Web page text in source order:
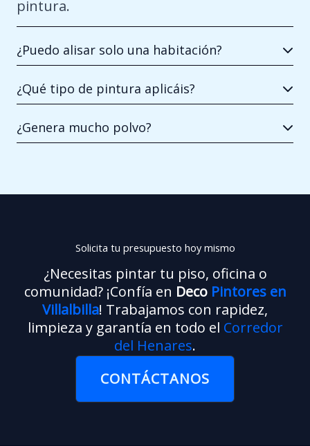
pintura.
¿Puedo alisar solo una habitación?
¿Qué tipo de pintura aplicáis?
¿Genera mucho polvo?
Solicita tu presupuesto hoy mismo
¿Necesitas pintar tu piso, oficina o
comunidad? ¡Confía en Deco Pintores en
Villalbilla! Trabajamos con rapidez,
limpieza y garantía en todo el Corredor
del Henares.
CONTÁCTANOS